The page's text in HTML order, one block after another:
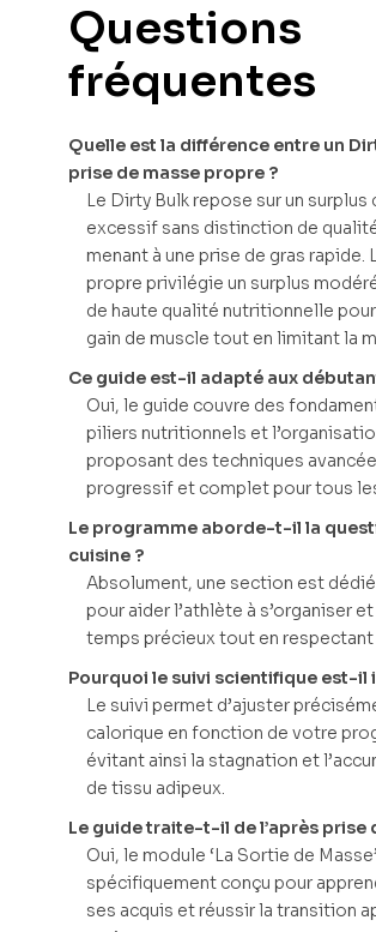
Questions
fréquentes
Quelle est la différence entre un
prise de masse propre ?
Le Dirty Bulk repose sur un surplus
excessif sans distinction de
menant à une prise de gras rapide.
propre privilégie un surplus
de haute qualité nutritionnelle
gain de muscle tout en limitant la
Ce guide est-il adapté aux
Oui, le guide couvre des
piliers nutritionnels et
proposant des techniques
progressif et complet pour tous
Le programme aborde-t-il la
cuisine ?
Absolument, une section est
pour aider l’athlète à s’organiser et
temps précieux tout en respectant
Pourquoi le suivi scientifique est-il
Le suivi permet d’ajuster
calorique en fonction de votre
évitant ainsi la stagnation et
de tissu adipeux.
Le guide traite-t-il de l’après prise
Oui, le module ‘La Sortie de
spécifiquement conçu pour
ses acquis et réussir la transition